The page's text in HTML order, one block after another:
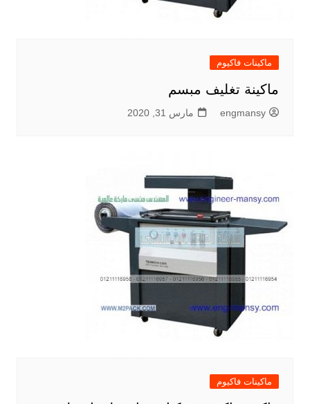
ماكينات فاكيوم
ماكينة تغليف مبسم
engmansy مارس 31, 2020
ماكينات فاكيوم